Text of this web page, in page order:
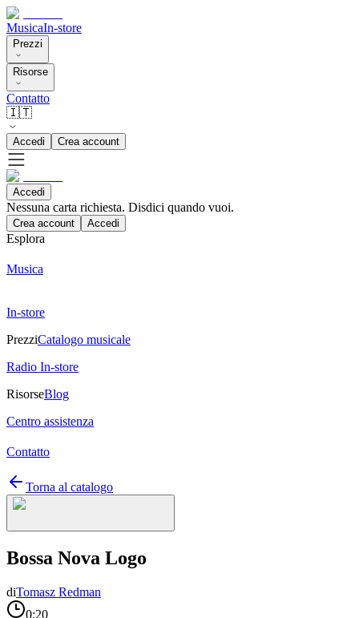
MusicaIn-store
Prezzi
Risorse
Contatto
🇮🇹
Accedi Crea account
Accedi
Nessuna carta richiesta. Disdici quando vuoi.
Crea account Accedi
Esplora
Musica
In-store
PrezziCatalogo musicale
Radio In-store
RisorseBlog
Centro assistenza
Contatto
Torna al catalogo
Bossa Nova Logo
diTomasz Redman
0:20